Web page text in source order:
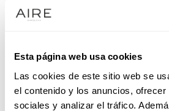
Esta página web usa cookies
Las cookies de este sitio web se
el contenido y los anuncios, ofrecer
sociales y analizar el tráfico.